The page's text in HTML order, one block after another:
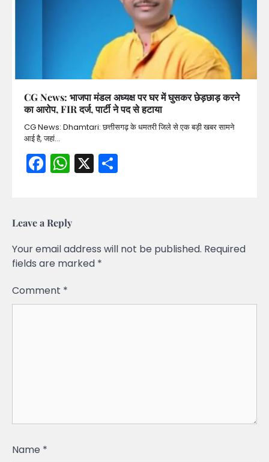
CG News: भाजपा मंडल अध्यक्ष पर घर में घुसकर छेड़छाड़ करने
का आरोप, FIR दर्ज, पार्टी ने पद से हटाया
CG News: Dhamtari: छत्तीसगढ़ के धमतरी जिले से एक बड़ी खबर सामने
आई है, जहां…
Facebook
WhatsApp
X
Leave a Reply
Your email address will not be published. Required
fields are marked *
Comment *
Name *